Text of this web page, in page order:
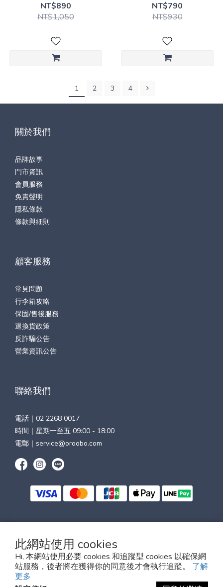
此網站使用 cookies
Hi, 本網站使用必要 cookies 和追蹤型 cookies 以確保網
站服務，後者將在獲得你的同意後才會執行追蹤。 了解
更多
NT$890
NT$1,050
NT$790
NT$930
1 2 3 4
關於我們
品牌故事
門市資訊
會員服務
免責聲明
隱私條款
條款與細則
顧客服務
常見問題
行李箱攻略
保固/售後服務
退換貨政策
反詐騙公告
營業資訊公告
聯絡我們
電話｜ 02 2268 0017
時間｜星期一至五 09:00 - 18:00
電郵｜ service@oroobo.com